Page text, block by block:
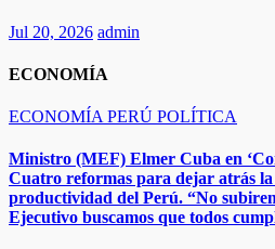
Jul 20, 2026 admin
ECONOMÍA
ECONOMÍA PERÚ POLÍTICA
Ministro (MEF) Elmer Cuba en
Cuatro reformas para dejar atrás la
productividad del Perú. “No
Ejecutivo buscamos que todos